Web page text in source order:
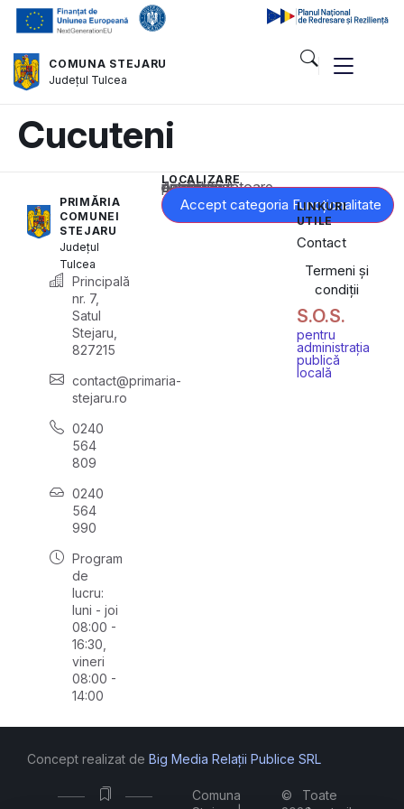
COMUNA STEJARU
Județul Tulcea
Cucuteni
PRIMĂRIA
COMUNEI
STEJARU
Județul
Tulcea
Principală
nr. 7,
Satul
Stejaru,
827215
contact@primaria-
stejaru.ro
0240
564
809
0240
564
990
Program
de
lucru:
luni - joi
08:00 -
16:30,
vineri
08:00 -
14:00
LOCALIZARE
Acest conținut este blocat până când acceptați categoria corespunzătoare de cookie-uri.
Accept categoria Funcționalitate
LINKURI
UTILE
Contact
Termeni și
condiții
S.O.S.
pentru
administrația
publică
locală
Comuna
©
Toate
Concept realizat de Big Media Relații Publice SRL